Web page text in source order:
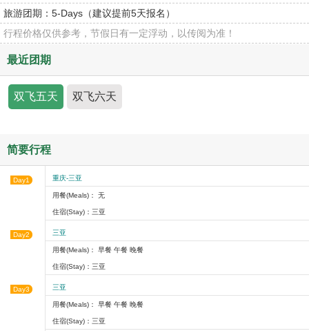
旅游团期： 5-Days（建议提前5天报名）
行程价格仅供参考，节假日有一定浮动，以传阅为准！
最近团期
双飞五天 双飞六天
简要行程
Day1 重庆-三亚
用餐(Meals)： 无
住宿(Stay)：三亚
Day2 三亚
用餐(Meals)： 早餐 午餐 晚餐
住宿(Stay)：三亚
Day3 三亚
用餐(Meals)： 早餐 午餐 晚餐
住宿(Stay)：三亚